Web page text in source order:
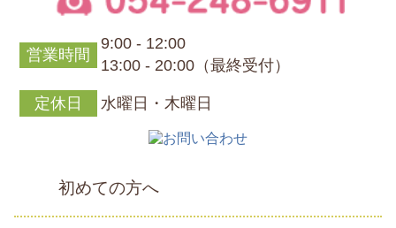
営業時間
9:00 - 12:00
13:00 - 20:00（最終受付）
定休日 水曜日・木曜日
初めての方へ